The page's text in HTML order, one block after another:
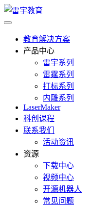
教育解决方案
产品中心
雷宇系列
雷霆系列
打标系列
内雕系列
LaserMaker
科创课程
联系我们
活动资讯
资源
下载中心
视频中心
开源机器人
常见问题